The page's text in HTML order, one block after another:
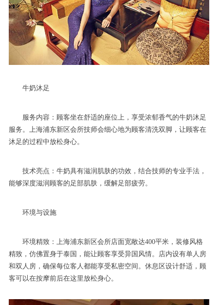
牛奶沐足
服务内容：顾客坐在舒适的座位上，享受浓郁香气的牛奶沐足
服务。上海浦东新区会所技师会细心地为顾客清洗双脚，让顾客在
沐足的过程中放松身心。
技术亮点：牛奶具有滋润肌肤的功效，结合技师的专业手法，
能够深度滋润顾客的足部肌肤，缓解足部疲劳。
环境与设施
环境精致：上海浦东新区会所店面宽敞达400平米，装修风格
精致，仿佛置身于泰国，能让顾客享受异国风情。店内设有单人房
和双人房，确保每位客人都能享受私密空间。休息区设计舒适，顾
客可以在按摩前后在这里放松身心。